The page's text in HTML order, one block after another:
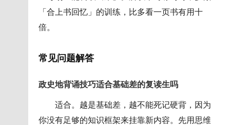
「合上书回忆」的训练，比多看一页书有用十
倍。
常见问题解答
政史地背诵技巧适合基础差的复读生吗
适合。越是基础差，越不能死记硬背，因为
你没有足够的知识框架来挂靠新内容。先用思维